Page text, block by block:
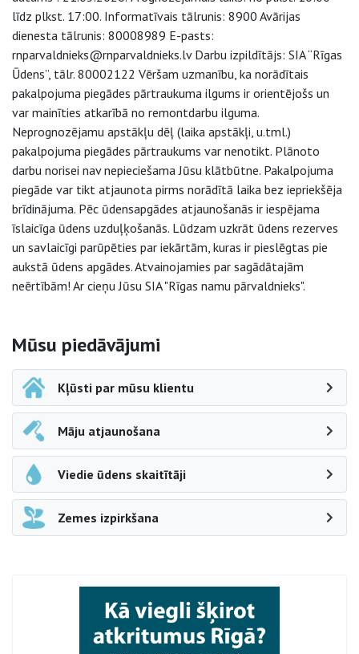
līdz plkst. 17:00. Informatīvais tālrunis: 8900 Avārijas
dienesta tālrunis: 80008989 E-pasts:
rnparvaldnieks@rnparvaldnieks.lv Darbu izpildītājs: SIA “Rīgas
Ūdens”, tālr. 80002122 Vēršam uzmanību, ka norādītais
pakalpojuma piegādes pārtraukuma ilgums ir orientējošs un
var mainīties atkarībā no remontdarbu ilguma.
Neprognozējamu apstākļu dēļ (laika apstākļi, u.tml.)
pakalpojuma piegādes pārtraukums var nenotikt. Plānoto
darbu norisei nav nepieciešama Jūsu klātbūtne. Pakalpojuma
piegāde var tikt atjaunota pirms norādītā laika bez iepriekšēja
brīdinājuma. Pēc ūdensapgādes atjaunošanās ir iespējama
īslaicīga ūdens uzduļķošanās. Lūdzam uzkrāt ūdens rezerves
un savlaicīgi parūpēties par iekārtām, kuras ir pieslēgtas pie
aukstā ūdens apgādes. Atvainojamies par sagādātajām
neērtībām! Ar cieņu Jūsu SIA "Rīgas namu pārvaldnieks".
Sāna navigācija
Mūsu piedāvājumi
Kļūsti par mūsu klientu
Māju atjaunošana
Viedie ūdens skaitītāji
Zemes izpirkšana